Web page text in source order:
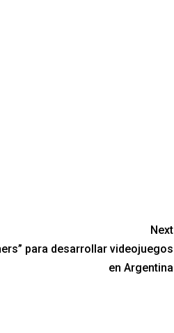
Next
para desarrollar videojuegos
en Argentina